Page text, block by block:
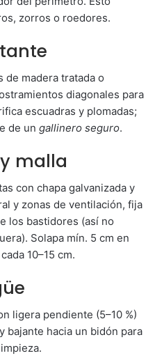
zorros o roedores.
de madera tratada o
diagonales para
escuadras y plomadas;
de un gallinero seguro.
malla
con chapa galvanizada y
y zonas de ventilación, fija
los bastidores (así no
Solapa mín. 5 cm en
10–15 cm.
ligera pendiente (5–10 %)
bajante hacia un bidón para